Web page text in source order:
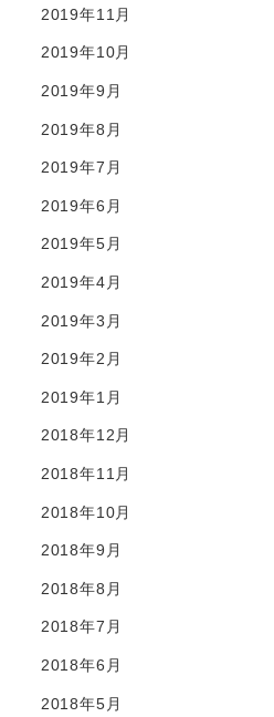
2019年11月
2019年10月
2019年9月
2019年8月
2019年7月
2019年6月
2019年5月
2019年4月
2019年3月
2019年2月
2019年1月
2018年12月
2018年11月
2018年10月
2018年9月
2018年8月
2018年7月
2018年6月
2018年5月